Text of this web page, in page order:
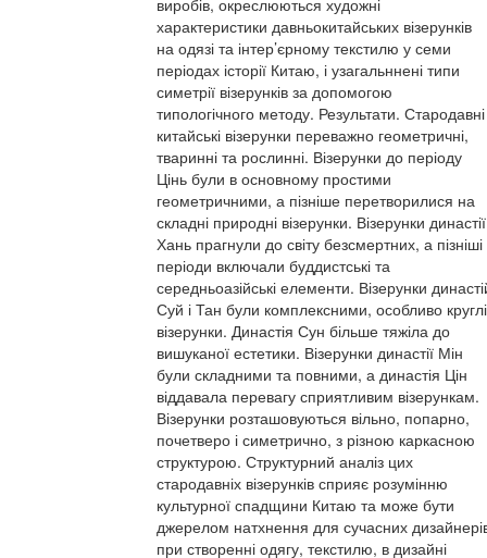
виробів, окреслюються художні
характеристики давньокитайських візерунків
на одязі та інтер’єрному текстилю у семи
періодах історії Китаю, і узагальннені типи
симетрії візерунків за допомогою
типологічного методу. Результати. Стародавні
китайські візерунки переважно геометричні,
тваринні та рослинні. Візерунки до періоду
Цінь були в основному простими
геометричними, а пізніше перетворилися на
складні природні візерунки. Візерунки династії
Хань прагнули до світу безсмертних, а пізніші
періоди включали буддистські та
середньоазійські елементи. Візерунки
Суй і Тан були комплексними, особливо круглі
візерунки. Династія Сун більше тяжіла до
вишуканої естетики. Візерунки династії Мін
були складними та повними, а династія Цін
віддавала перевагу сприятливим візерункам.
Візерунки розташовуються вільно, попарно,
почетверо і симетрично, з різною каркасною
структурою. Структурний аналіз цих
стародавніх візерунків сприяє розумінню
культурної спадщини Китаю та може бути
джерелом натхнення для сучасних
при створенні одягу, текстилю, в дизайні